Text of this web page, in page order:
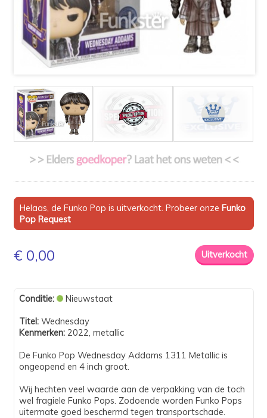
Helaas, de Funko Pop is uitverkocht. Probeer onze Funko
Pop Request
€ 0,00
Conditie:
Nieuwstaat
Titel:Wednesday
Kenmerken:2022, metallic
De Funko Pop Wednesday Addams 1311 Metallic is
ongeopend en 4 inch groot.
Wij hechten veel waarde aan de verpakking van de toch
wel fragiele Funko Pops. Zodoende worden Funko Pops
uitermate goed beschermd tegen transportschade.